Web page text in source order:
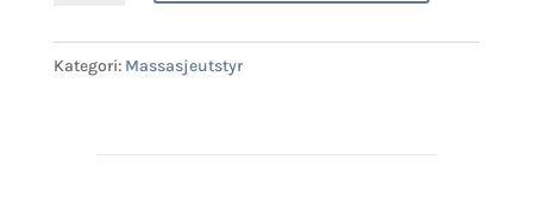
Level
Kategori: Massasjeutstyr